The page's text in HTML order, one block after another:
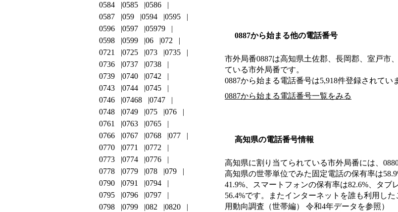
0887から始まる他の電話番号
市外局番0887は高知県土佐郡、長岡郡、室戸市
ている市外局番です。
0887から始まる電話番号は5,918件登録されてい
0887から始まる電話番号一覧をみる
高知県の電話番号情報
高知県に割り当てられている市外局番には、
高知県の世帯単位でみた固定電話の保有率は
41.9%、スマートフォンの保有率は82.6%、タ
56.4%です。またインターネットを誰も利用し
用動向調査（世帯編） 令和4年データを参照）
0584
0585
0586
0587
059 0594
0595
0596
0597
05979
0598
0599 06
072
0721
0725 073
0735
0736
0737
0738
0739
0740
0742
0743
0744
0745
0746
07468
0747
0748
0749 075
076
0761
0763
0765
0766
0767 0768
077
0770
0771
0772
0773
0774
0776
0778
0779 078
079
0790
0791
0794
0795
0796
0797
0798
0799 082
0820